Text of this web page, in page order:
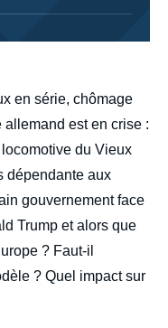
en série, chômage
est en crise :
du Vieux
dépendante aux
gouvernement face
Trump et alors que
? Faut-il
? Quel impact sur